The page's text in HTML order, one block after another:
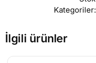
Kategoriler:
İlgili ürünler